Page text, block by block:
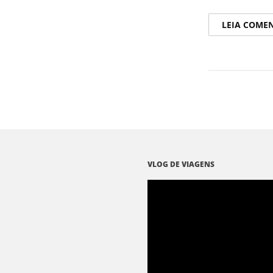
LEIA
VLOG DE VIAGENS